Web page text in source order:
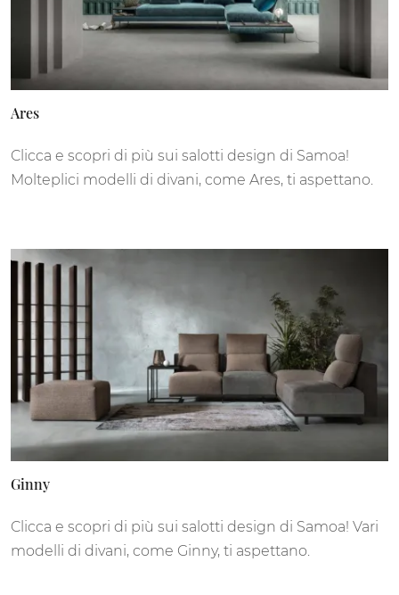
Ares
Clicca e scopri di più sui salotti design di Samoa!
Molteplici modelli di divani, come Ares, ti aspettano.
Ginny
Clicca e scopri di più sui salotti design di Samoa! Vari
modelli di divani, come Ginny, ti aspettano.